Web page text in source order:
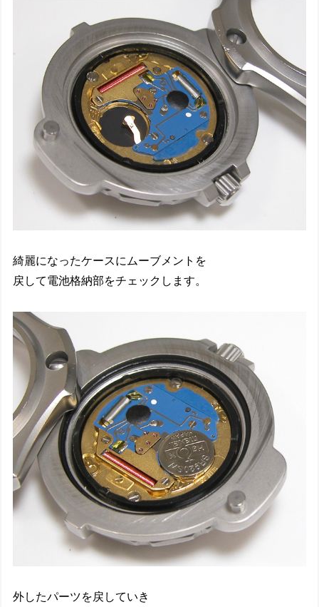
綺麗になったケースにムーブメントを
戻して電池格納部をチェックします。
外したパーツを戻していき